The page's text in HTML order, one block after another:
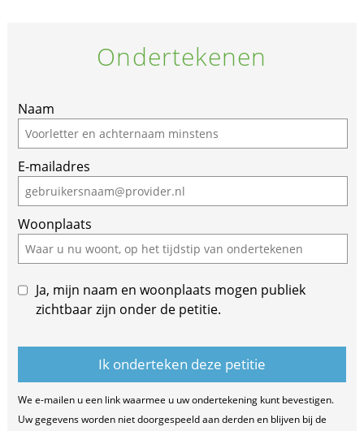
Ondertekenen
Naam
E-mailadres
Woonplaats
Ja, mijn naam en woonplaats mogen publiek
zichtbaar zijn onder de petitie.
We e-mailen u een link waarmee u uw ondertekening kunt bevestigen.
Uw gegevens worden niet doorgespeeld aan derden en blijven bij de